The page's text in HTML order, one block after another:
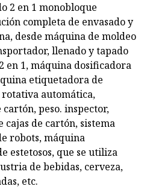
2 en 1 monobloque
completa de envasado y
desde máquina de moldeo
llenado y tapado
en 1, máquina dosificadora
etiquetadora de
rotativa automática,
peso. inspector,
de cartón, sistema
robots, máquina
estetosos, que se utiliza
de bebidas, cerveza,
etc.